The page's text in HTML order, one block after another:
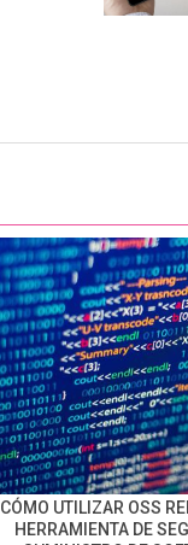
CÓMO UTILIZAR OSS
HERRAMIENTA DE